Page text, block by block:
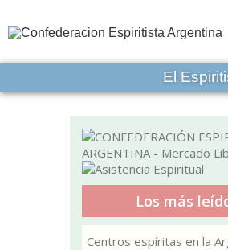
El
Los más
Centros espíritas en la